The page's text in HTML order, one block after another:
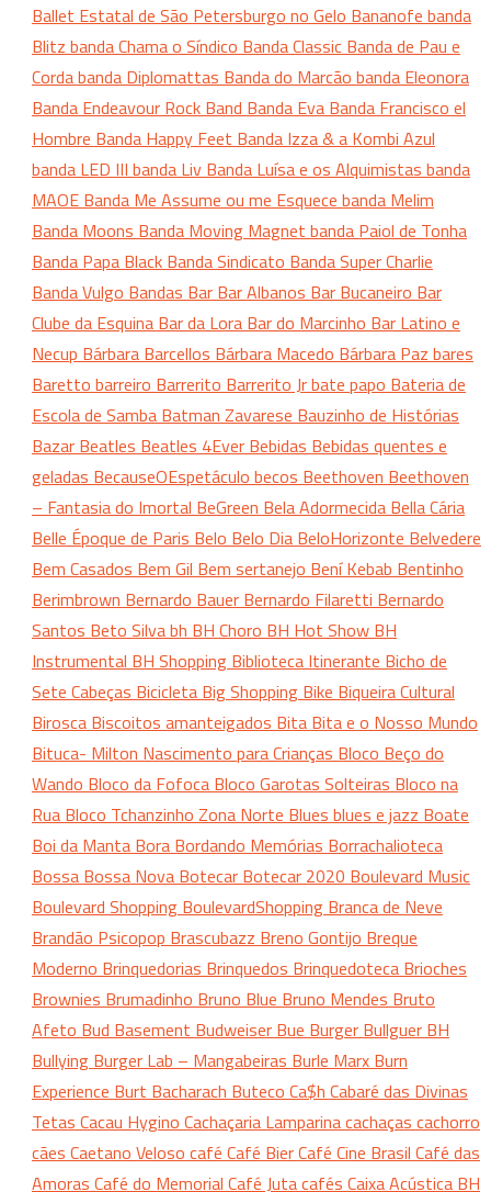
Ballet Estatal de São Petersburgo no Gelo Bananofe banda
Blitz banda Chama o Síndico Banda Classic Banda de Pau e
Cordabanda Diplomattas Banda do Marcão banda Eleonora
Banda Endeavour Rock Band Banda Eva Banda Francisco el
Hombre Banda Happy Feet Banda Izza & a Kombi Azul
banda LED III banda Liv Banda Luísa e os Alquimistas banda
MAOE Banda Me Assume ou me Esquece banda Melim
Banda Moons Banda Moving Magnet banda Paiol de Tonha
Banda Papa Black Banda Sindicato Banda Super Charlie
Banda Vulgo Bandas Bar Bar Albanos Bar Bucaneiro Bar
Clube da Esquina Bar da Lora Bar do Marcinho Bar Latino e
Necup Bárbara Barcellos Bárbara Macedo Bárbara Paz bares
Baretto barreiro Barrerito Barrerito Jrbate papo Bateria de
Escola de Samba Batman Zavarese Bauzinho de Histórias
Bazar Beatles Beatles 4Ever Bebidas Bebidas quentes e
geladas BecauseOEspetáculo becos Beethoven Beethoven
– Fantasia do Imortal BeGreen Bela Adormecida Bella Cária
Belle Époque de Paris Belo Belo Dia BeloHorizonte Belvedere
Bem Casados Bem Gil Bem sertanejo Bení Kebab Bentinho
Berimbrown Bernardo Bauer Bernardo Filaretti Bernardo
Santos Beto Silvabh BH Choro BH Hot Show BH
Instrumental BH Shopping Biblioteca Itinerante Bicho de
Sete Cabeças Bicicleta Big Shopping Bike Biqueira Cultural
Birosca Biscoitos amanteigados Bita Bita e o Nosso Mundo
Bituca- Milton Nascimento para Crianças Bloco Beço do
Wando Bloco da Fofoca Bloco Garotas Solteiras Bloco na
Rua Bloco Tchanzinho Zona Norte Blues blues e jazz Boate
Boi da Manta Bora Bordando Memórias Borrachalioteca
Bossa Bossa Nova Botecar Botecar 2020 Boulevard Music
Boulevard Shopping BoulevardShopping Branca de Neve
Brandão Psicopop Brascubazz Breno Gontijo Breque
Moderno Brinquedorias Brinquedos Brinquedoteca Brioches
Brownies Brumadinho Bruno Blue Bruno Mendes Bruto
Afeto Bud Basement Budweiser Bue Burger Bullguer BH
Bullying Burger Lab – Mangabeiras Burle Marx Burn
Experience Burt Bacharach Buteco Ca$h Cabaré das Divinas
Tetas Cacau Hygino Cachaçaria Lamparinacachaças cachorro
cães Caetano Veloso café Café BierCafé Cine Brasil Café das
Amoras Café do Memorial Café Jutacafés Caixa Acústica BH